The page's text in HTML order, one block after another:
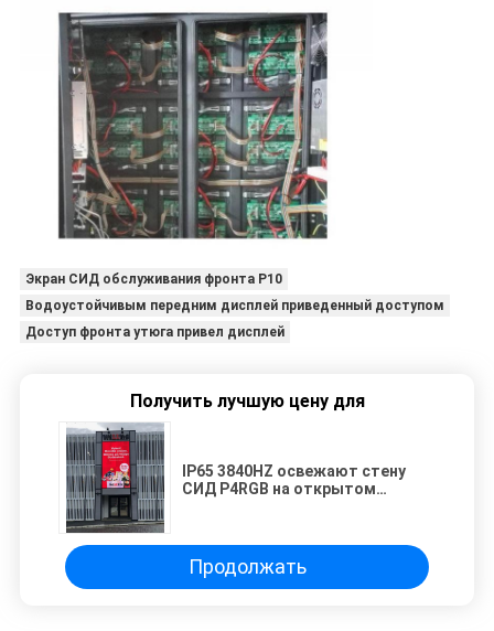
Экран СИД обслуживания фронта P10
Водоустойчивым передним дисплей приведенный доступом
Доступ фронта утюга привел дисплей
Получить лучшую цену для
IP65 3840HZ освежают стену
СИД P4RGB на открытом
Продолжать